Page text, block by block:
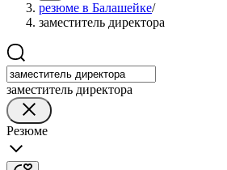
резюме в Балашейке/
заместитель директора
заместитель директора
Резюме